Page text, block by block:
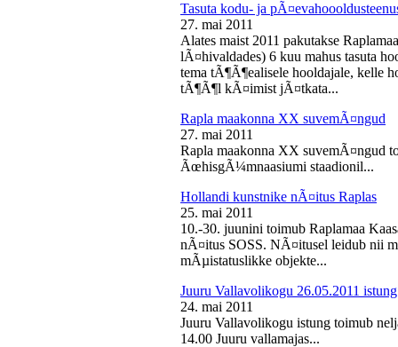
Tasuta kodu- ja
27. mai 2011
Alates maist 2011 pakutakse
lÃ¤hivaldades) 6 kuu mahus tasuta
tema tÃ¶Ã¶ealisele hooldajale, kelle
tÃ¶Ã¶l kÃ¤imist jÃ¤tkata...
Rapla maakonna XX suvemÃ¤ngud
27. mai 2011
Rapla maakonna XX suvemÃ¤ngud
ÃœhisgÃ¼mnaasiumi staadionil...
Hollandi kunstnike nÃ¤itus Raplas
25. mai 2011
10.-30. juunini toimub Raplamaa
nÃ¤itus SOSS. NÃ¤itusel leidub nii
mÃµistatuslikke objekte...
Juuru Vallavolikogu 26.05.2011 istung
24. mai 2011
Juuru Vallavolikogu istung toimub
14.00 Juuru vallamajas...